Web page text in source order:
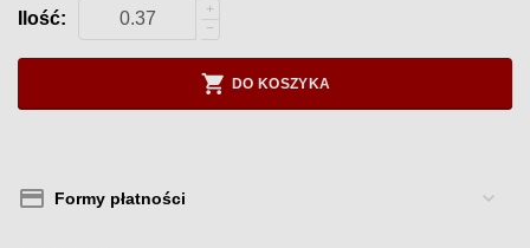
Ilość:
+
−
DO KOSZYKA
Formy płatności